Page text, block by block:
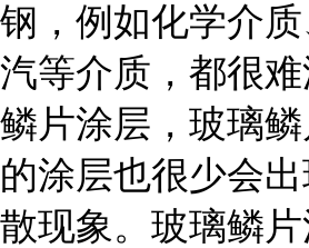
钢，例如化学介
汽等介质，都很
鳞片涂层，玻璃
的涂层也很少会
散现象。玻璃鳞